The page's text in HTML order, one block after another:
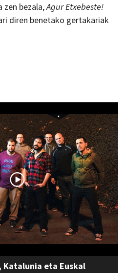
zen bezala,Agur Etxebeste!
diren benetako gertakariak
Katalunia eta Euskal